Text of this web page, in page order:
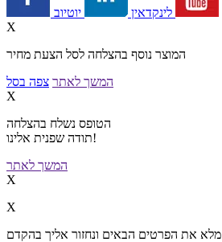
לינקדאין
X
המוצר נוסף בהצלחה לסל הצעת מחיר
המשך לאתר צפה בסל
X
הטופס נשלח בהצלחה
תודה שפנית אלינו!
המשך לאתר
X
X
מלא את הפרטים הבאים ונחזור אליך בהקדם